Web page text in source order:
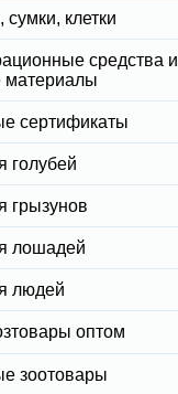
сумки, клетки
средства и
материалы
сертификаты
голубей
грызунов
лошадей
людей
оптом
зоотовары